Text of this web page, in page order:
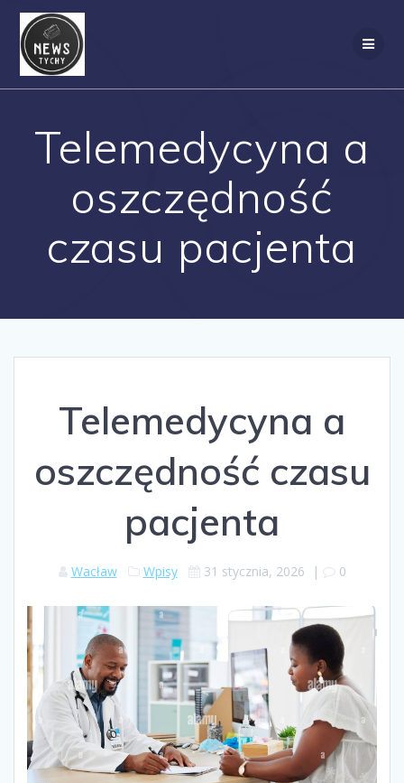
Telemedycyna a
oszczędność
czasu pacjenta
Telemedycyna a
oszczędność czasu
pacjenta
Wacław Wpisy 31 stycznia, 2026 | 0